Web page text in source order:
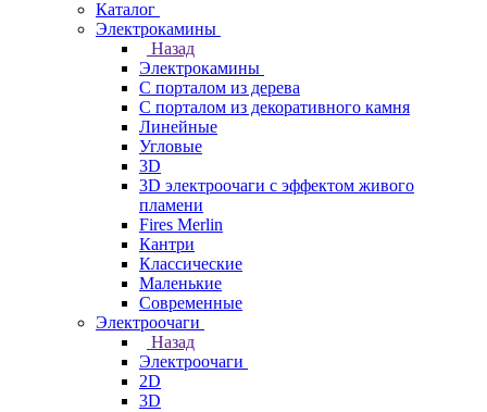
Каталог
Электрокамины
Назад
Электрокамины
С порталом из дерева
С порталом из декоративного камня
Линейные
Угловые
3D
3D электроочаги с эффектом живого
пламени
Fires Merlin
Кантри
Классические
Маленькие
Современные
Электроочаги
Назад
Электроочаги
2D
3D